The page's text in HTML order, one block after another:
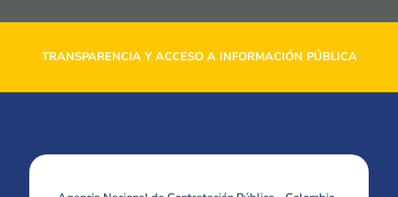
TRANSPARENCIA Y ACCESO A INFORMACIÓN PÚBLICA